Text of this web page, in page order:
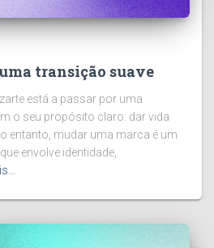
transição suave
está a passar por uma
o seu propósito claro: dar vida
entanto, mudar uma marca é um
envolve identidade,